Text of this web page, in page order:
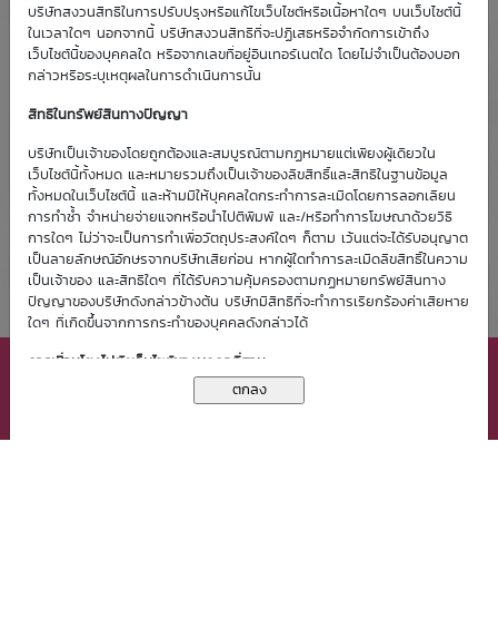
บริษัทสงวนสิทธิในการปรับปรุงหรือแก้ไขเว็บไซต์หรือเนื้อหาใดๆ บนเว็บไซต์นี้
ในเวลาใดๆ นอกจากนี้ บริษัทสงวนสิทธิที่จะปฏิเสธหรือจำกัดการเข้าถึง
เว็บไซต์นี้ของบุคคลใด หรือจากเลขที่อยู่อินเทอร์เนตใด โดยไม่จำเป็นต้องบอก
กล่าวหรือระบุเหตุผลในการดำเนินการนั้น
สิทธิในทรัพย์สินทางปัญญา
บริษัทเป็นเจ้าของโดยถูกต้องและสมบูรณ์ตามกฏหมายแต่เพียงผู้เดียวใน
เว็บไซต์นี้ทั้งหมด และหมายรวมถึงเป็นเจ้าของลิขสิทธิ์และสิทธิในฐานข้อมูล
ทั้งหมดในเว็บไซต์นี้ และห้ามมิให้บุคคลใดกระทำการละเมิดโดยการลอกเลียน
การทำซ้ำ จำหน่ายจ่ายแจกหรือนำไปตีพิมพ์ และ/หรือทำการโฆษณาด้วยวิธี
การใดๆ ไม่ว่าจะเป็นการทำเพื่อวัตถุประสงค์ใดๆ ก็ตาม เว้นแต่จะได้รับอนุญาต
เป็นลายลักษณ์อักษรจากบริษัทเสียก่อน หากผู้ใดทำการละเมิดลิขสิทธิ์ในความ
เป็นเจ้าของ และสิทธิใดๆ ที่ได้รับความคุ้มครองตามกฏหมายทรัพย์สินทาง
ปัญญาของบริษัทดังกล่าวข้างต้น บริษัทมีสิทธิที่จะทำการเรียกร้องค่าเสียหาย
ใดๆ ที่เกิดขึ้นจากการกระทำของบุคคลดังกล่าวได้
การเชื่อมโยงไปยังเว็บไซต์ของบุคคลที่สาม
การเชื่อมโยงเว็บไซต์นี้กับเว็บไซต์ของบุคคลที่สามเป็นเพียงการอำนวยความ
เว็บไซต์นี้มีการจัดเก็บคุกกี้ (Cookies) เพื่อช่วยเพิ่มประสิทธิภาพ
การให้บริการแก่ท่าน การใช้งานเว็บไซต์นี้ถือเป็นการยินยอมให้บริษัท
จัดเก็บและใช้คุกกี้ของท่าน โปรดกด
เพื่อศึกษารายละเอียด